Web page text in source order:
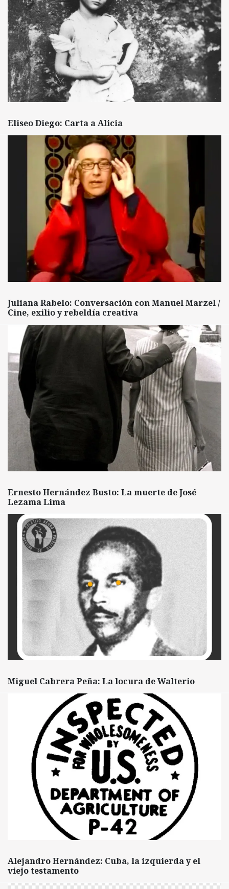
Eliseo Diego: Carta a Alicia
Juliana Rabelo: Conversación con Manuel Marzel /
Cine, exilio y rebeldía creativa
Ernesto Hernández Busto: La muerte de José
Lezama Lima
Miguel Cabrera Peña: La locura de Walterio
Alejandro Hernández: Cuba, la izquierda y el
viejo testamento